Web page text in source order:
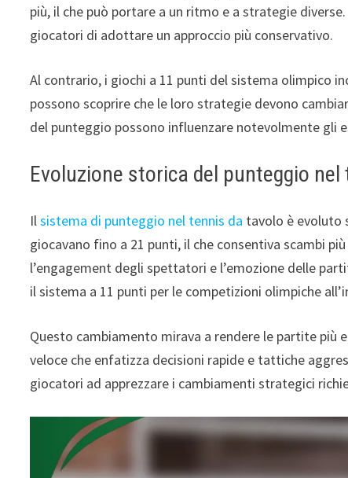
più, il che può portare a un ritmo e a strategie
giocatori di adottare un approccio più conservativo.
Al contrario, i giochi a 11 punti del sistema olimpico
possono scoprire che le loro strategie devono
del punteggio possono influenzare notevolmente gli
Evoluzione storica del punteggio
Ilsistema di punteggio nel tennis da tavolo è evoluto
giocavano fino a 21 punti, il che consentiva scambi
l’engagement degli spettatori e l’emozione delle
il sistema a 11 punti per le competizioni olimpiche
Questo cambiamento mirava a rendere le partite
veloce che enfatizza decisioni rapide e tattiche
giocatori ad apprezzare i cambiamenti strategici